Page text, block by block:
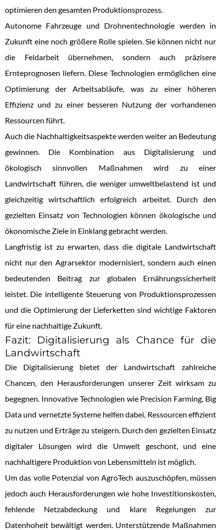
optimieren den gesamten Produktionsprozess.
Autonome Fahrzeuge und Drohnentechnologie werden in
Zukunft eine noch größere Rolle spielen. Sie können nicht nur
die Feldarbeit übernehmen, sondern auch präzisere
Ernteprognosen liefern. Diese Technologien ermöglichen eine
Optimierung der Arbeitsabläufe, was zu einer höheren
Effizienz und zu einer besseren Nutzung der vorhandenen
Ressourcen führt.
Auch die Nachhaltigkeitsaspekte werden weiter an Bedeutung
gewinnen. Die Kombination aus Digitalisierung und
ökologisch sinnvollen Maßnahmen wird zu einer
Landwirtschaft führen, die weniger umweltbelastend ist und
gleichzeitig wirtschaftlich erfolgreich arbeitet. Durch den
gezielten Einsatz von Technologien können ökologische und
ökonomische Ziele in Einklang gebracht werden.
Langfristig ist zu erwarten, dass die digitale Landwirtschaft
nicht nur den Agrarsektor modernisiert, sondern auch einen
bedeutenden Beitrag zur globalen Ernährungssicherheit
leistet. Die intelligente Steuerung von Produktionsprozessen
und die Optimierung der Lieferketten sind wichtige Faktoren
für eine nachhaltige Zukunft.
Fazit: Digitalisierung als Chance für die
Landwirtschaft
Die Digitalisierung bietet der Landwirtschaft zahlreiche
Chancen, den Herausforderungen unserer Zeit wirksam zu
begegnen. Innovative Technologien wie Precision Farming, Big
Data und vernetzte Systeme helfen dabei, Ressourcen effizient
zu nutzen und Erträge zu steigern. Durch den gezielten Einsatz
digitaler Lösungen wird die Umwelt geschont, und eine
nachhaltigere Produktion von Lebensmitteln ist möglich.
Um das volle Potenzial von AgroTech auszuschöpfen, müssen
jedoch auch Herausforderungen wie hohe Investitionskosten,
fehlende Netzabdeckung und klare Regelungen zur
Datenhoheit bewältigt werden. Unterstützende Maßnahmen